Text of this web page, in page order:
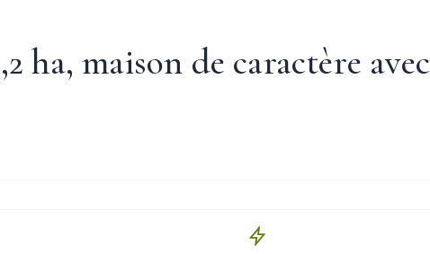
ha, maison de caractère avec